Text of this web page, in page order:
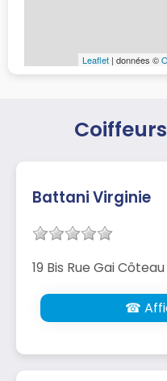
Leaflet | données ©
Battani Virginie
19 Bis Rue Gai
☎